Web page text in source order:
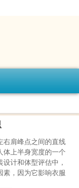
右肩峰点之间的直线
体上半身宽度的一个
计和体型评估中，
素，因为它影响衣服